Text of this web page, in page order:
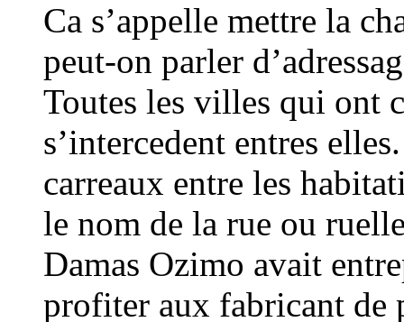
Ca s’appelle mettre la
peut-on parler
Toutes les villes qui ont
s’intercedent entres
carreaux entre les
le nom de la rue ou
Damas Ozimo avait
profiter aux fabricant de